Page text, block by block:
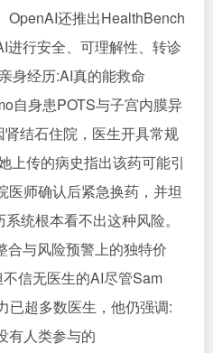
OpenAI还推出HealthBench
进行安全、可理解性、转诊
身经历:AI真的能救命
自身患POTS与子宫内膜异
结石住院，医生开具常规
上传的病史指出该药可能引
医师确认后紧急换药，并坦
统根本看不出这种风险。
合与风险预警上的独特价
信无医生的AI尽管Sam
已超多数医生，他仍强调:
有人类参与的